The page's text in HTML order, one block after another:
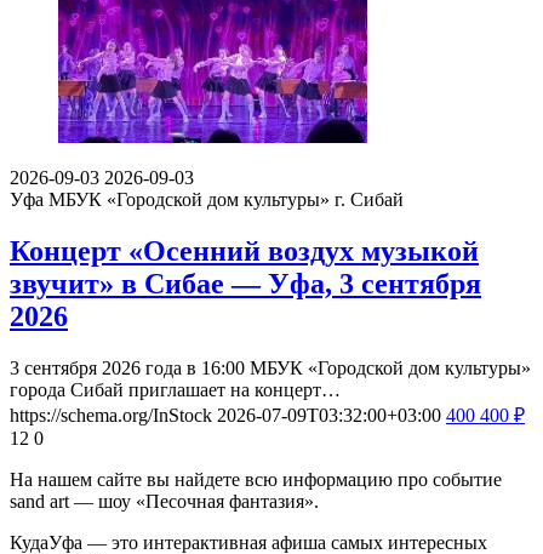
2026-09-03 2026-09-03
Уфа МБУК «Городской дом культуры» г. Сибай
Концерт «Осенний воздух музыкой
звучит» в Сибае — Уфа, 3 сентября
2026
3 сентября 2026 года в 16:00 МБУК «Городской дом культуры»
города Сибай приглашает на концерт…
https://schema.org/InStock 2026-07-09T03:32:00+03:00 400 400 ₽
12 0
На нашем сайте вы найдете всю информацию про событие
sand art — шоу «Песочная фантазия».
КудаУфа — это интерактивная афиша самых интересных